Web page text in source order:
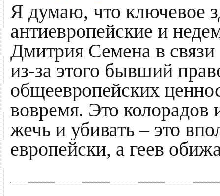
Я думаю, что ключевое
антиевропейские и
Дмитрия Семена в
из-за этого бывший
общеевропейских
вовремя. Это колорадов
жечь и убивать – это
европейски, а геев